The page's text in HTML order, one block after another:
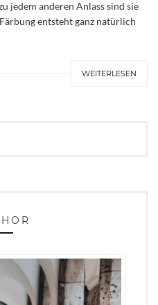
jedem anderen Anlass sind sie
entsteht ganz natürlich
WEITERLESEN